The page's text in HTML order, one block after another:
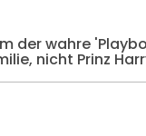
der wahre
nicht Prinz